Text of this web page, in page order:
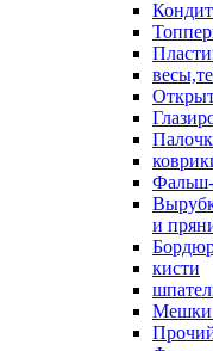
и
кисти
Мешки